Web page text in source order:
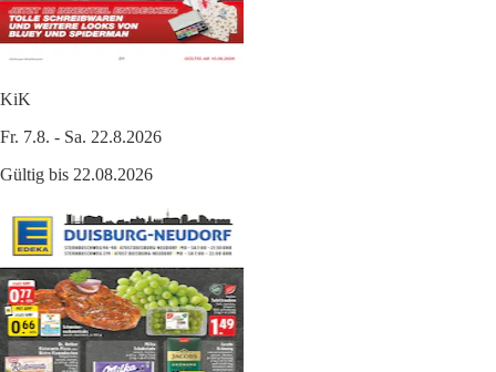
KiK
Fr. 7.8. - Sa. 22.8.2026
Gültig bis 22.08.2026